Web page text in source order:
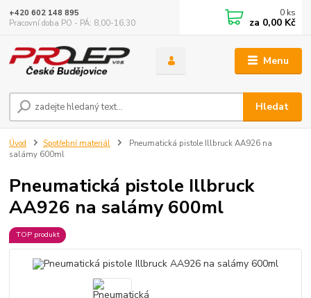
Menu
Hledat
+420 602 148 895
Pracovní doba PO - PÁ: 8,00-16,30
0 ks
za 0,00 Kč
Úvod Spotřební materiál
Pneumatická pistole Illbruck AA926 na
salámy 600ml
Pneumatická pistole Illbruck
AA926 na salámy 600ml
TOP produkt